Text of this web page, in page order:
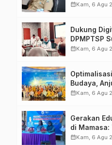
calendar_monthKam, 6 Agu
Dukung
DPMPTSP
Aplikasi
calendar_monthKam, 6 Agu
Budaya,
Sulawesi
calendar_monthKam, 6 Agu
Gerakan
di
calendar_monthKam, 6 Agu